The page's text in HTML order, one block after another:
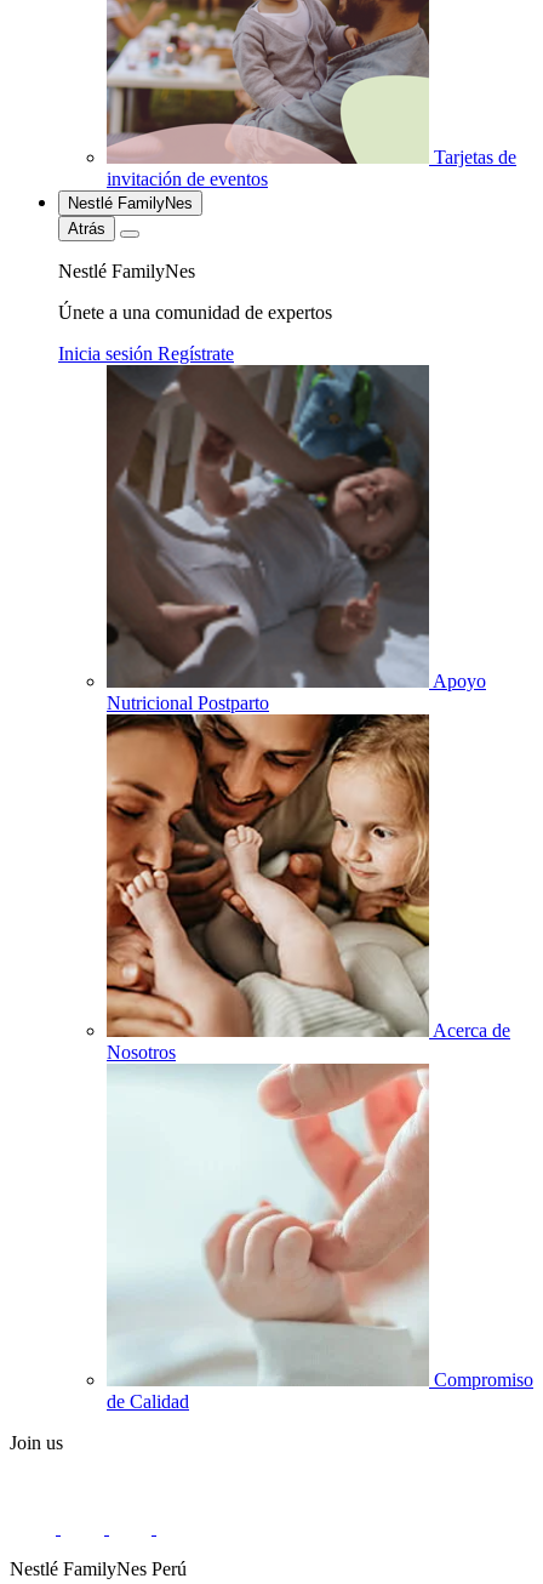
Tarjetas de
invitación de eventos
Nestlé FamilyNes
Atrás
Nestlé FamilyNes
Únete a una comunidad de expertos
Inicia sesión Regístrate
Apoyo
Nutricional Postparto
Acerca de
Nosotros
Compromiso
de Calidad
Join us
Nestlé FamilyNes Perú